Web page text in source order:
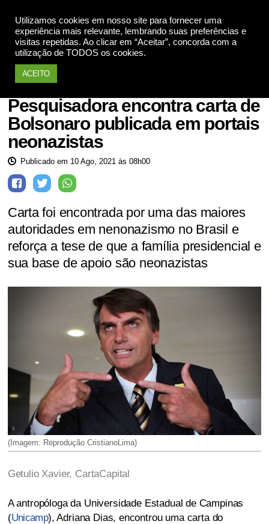
Utilizamos cookies em nosso site para fornecer uma
experiência mais relevante, lembrando suas preferências e
visitas repetidas. Ao clicar em “Aceitar”, concorda com a
utilização de TODOS os cookies.
ACEITO
Jair Bolsonaro
Pesquisadora encontra carta de
Bolsonaro publicada em portais
neonazistas
Publicado em 10 Ago, 2021 às 08h00
Carta foi encontrada por uma das maiores
autoridades em nenonazismo no Brasil e
reforça a tese de que a família presidencial e
sua base de apoio são neonazistas
(Imagem: Reprodução CristianoLima)
Getulio Xavier, CartaCapital
A antropóloga da Universidade Estadual de Campinas
(Unicamp), Adriana Dias, encontrou uma carta do